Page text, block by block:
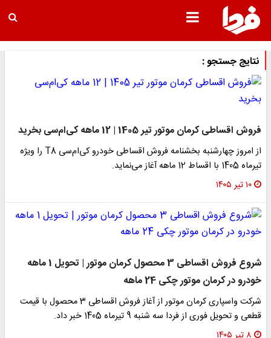
نتایج جستجو :
فروش اقساطی کرمان موتور تیر 1405 | 12 ماهه کی‌ام‌سی بخرید
از امروز چهارشنبه بخشنامه فروش اقساطی خودرو کی‌ام‌سی T8 را ویژه
تیرماه 1405 با اقساط 12 ماهه آغاز می‌نماید.
۱۰ تیر ۱۴۰۵
شروع فروش اقساطی 3 محصول کرمان موتور | تحویل 1 ماهه
خودرو در کرمان موتور چکی 24 ماهه
شرکت واسپاری کرمان موتور از آغاز فروش اقساطی 3 محصول با قیمت
قطعی و تحویل فوری از فردا سه شنبه 9 تیرماه 1405 خبر داد.